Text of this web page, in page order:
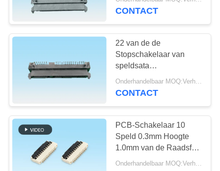
de Schakelaar van
CONTACT
22 van de de
Stopschakelaar van
speldsata
Soldeerseltype
Vrouwelijke Schakelaar
Onderhandelbaar MOQ:Verhandelbaar
CONTACT
PCB-Schakelaar 10
Speld 0.3mm Hoogte
1.0mm van de Raadsfpc
Kabel Hoge
Onderhandelbaar MOQ:Verhandelbaar